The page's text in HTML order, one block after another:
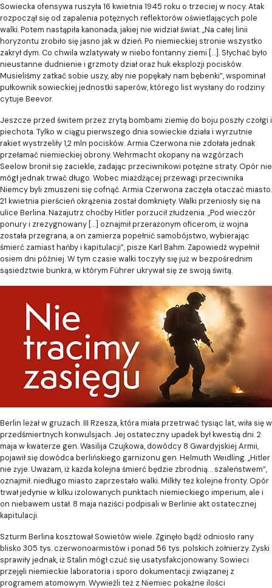
Sowiecka ofensywa ruszyła 16 kwietnia 1945 roku o trzeciej w nocy. Atak
rozpoczął się od zapalenia potężnych reflektorów oświetlających pole
walki. Potem nastąpiła kanonada, jakiej nie widział świat. „Na całej linii
horyzontu zrobiło się jasno jak w dzień. Po niemieckiej stronie wszystko
zakrył dym. Co chwila wzlatywały w niebo fontanny ziemi […]. Słychać było
nieustanne dudnienie i grzmoty dział oraz huk eksplozji pocisków.
Musieliśmy zatkać sobie uszy, aby nie popękały nam bębenki”, wspominał
pułkownik sowieckiej jednostki saperów, którego list wysłany do rodziny
cytuje Beevor.
Jeszcze przed świtem przez zrytą bombami ziemię do boju poszły czołgi i
piechota. Tylko w ciągu pierwszego dnia sowieckie działa i wyrzutnie
rakiet wystrzeliły 1,2 mln pocisków. Armia Czerwona nie zdołała jednak
przełamać niemieckiej obrony. Wehrmacht okopany na wzgórzach
Seelow bronił się zaciekle, zadając przeciwnikowi potężne straty. Opór nie
mógł jednak trwać długo. Wobec miażdżącej przewagi przeciwnika
Niemcy byli zmuszeni się cofnąć. Armia Czerwona zaczęła otaczać miasto.
21 kwietnia pierścień okrążenia został domknięty. Walki przeniosły się na
ulice Berlina. Nazajutrz choćby Hitler porzucił złudzenia. „Pod wieczór
ponury i zrezygnowany […] oznajmił przerażonym oficerom, iż wojna
została przegrana, a on zamierza popełnić samobójstwo, wybierając
śmierć zamiast hańby i kapitulacji”, pisze Karl Bahm. Zapowiedź wypełnił
osiem dni później. W tym czasie walki toczyły się już w bezpośrednim
sąsiedztwie bunkra, w którym Führer ukrywał się ze swoją świtą.
Berlin leżał w gruzach. III Rzesza, która miała przetrwać tysiąc lat, wiła się w
przedśmiertnych konwulsjach. Jej ostateczny upadek był kwestią dni. 2
maja w kwaterze gen. Wasilija Czujkowa, dowódcy 8 Gwardyjskiej Armii,
pojawił się dowódca berlińskiego garnizonu gen. Helmuth Weidling. „Hitler
nie żyje. Uważam, iż każda kolejna śmierć będzie zbrodnią… szaleństwem”,
oznajmił. niedługo miasto zaprzestało walki. Milkły też kolejne fronty. Opór
trwał jedynie w kilku izolowanych punktach niemieckiego imperium, ale i
on niebawem ustał. 8 maja naziści podpisali w Berlinie akt ostatecznej
kapitulacji.
Szturm Berlina kosztował Sowietów wiele. Zginęło bądź odniosło rany
blisko 305 tys. czerwonoarmistów i ponad 56 tys. polskich żołnierzy. Zyski
sprawiły jednak, iż Stalin mógł czuć się usatysfakcjonowany. Sowieci
przejęli niemieckie laboratoria i sporo dokumentacji związanej z
programem atomowym. Wywieźli też z Niemiec pokaźne ilości